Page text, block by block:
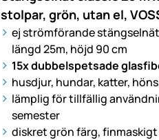
stolpar, grön, utan el,
ej strömförande
längd 25m, höjd 90 cm
15x dubbelspetsade
husdjur, hundar, katter,
lämplig för tillfällig
semester
diskret grön färg, finmaskigt